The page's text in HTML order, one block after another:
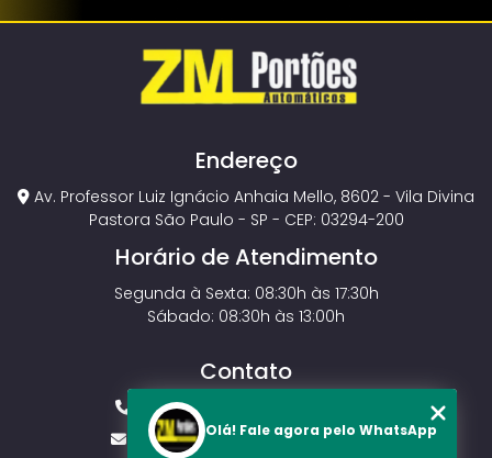
Endereço
Av. Professor Luiz Ignácio Anhaia Mello, 8602 - Vila Divina
Pastora São Paulo - SP - CEP: 03294-200
Horário de Atendimento
Segunda à Sexta: 08:30h às 17:30h
Sábado: 08:30h às 13:00h
Contato
(11) 2143-4826
vendas.zmportoes@gmail.com
Olá! Fale agora pelo WhatsApp